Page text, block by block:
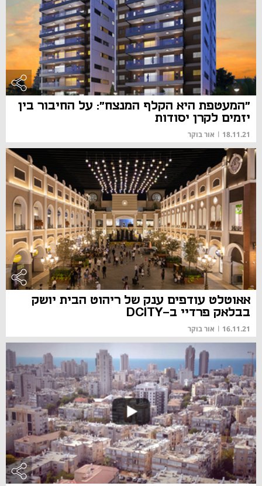
"המעטפת היא הקלף המנצח": על החיבור בין
יזמים לקרן יסודות
18.11.21
| אור בוקר
אאוטלט עודפים ענק של ריהוט הבית יושק
בבלאק פרדיי ב-DCITY
16.11.21
| אור בוקר